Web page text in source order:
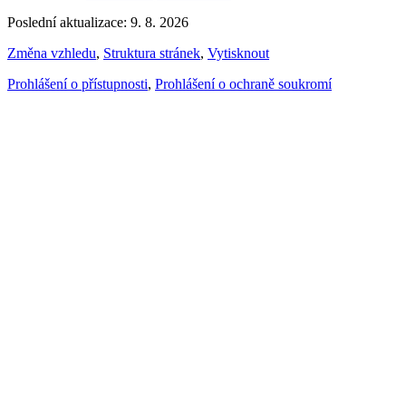
Poslední aktualizace: 9. 8. 2026
Změna vzhledu, Struktura stránek, Vytisknout
Prohlášení o přístupnosti, Prohlášení o ochraně soukromí